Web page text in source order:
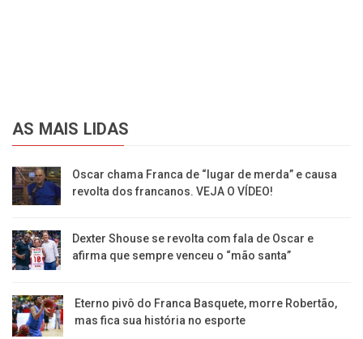
AS MAIS LIDAS
Oscar chama Franca de “lugar de merda” e causa
revolta dos francanos. VEJA O VÍDEO!
Dexter Shouse se revolta com fala de Oscar e
afirma que sempre venceu o “mão santa”
Eterno pivô do Franca Basquete, morre Robertão,
mas fica sua história no esporte